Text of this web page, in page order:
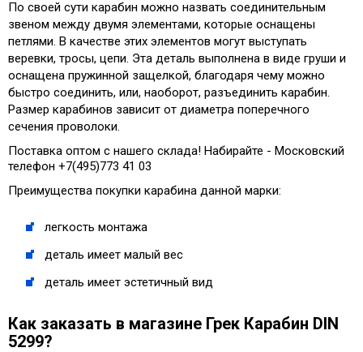
По своей сути карабин можно назвать соединительным
звеном между двумя элементами, которые оснащены
петлями. В качестве этих элементов могут выступать
веревки, тросы, цепи. Эта деталь выполнена в виде груши и
оснащена пружинной защелкой, благодаря чему можно
быстро соединить, или, наоборот, разъединить карабин.
Размер карабинов зависит от диаметра поперечного
сечения проволоки.
Поставка оптом с нашего склада! Набирайте - Московский
телефон +7(495)773 41 03
Преимущества покупки карабина данной марки:
легкость монтажа
деталь имеет малый вес
деталь имеет эстетичный вид
Как заказать в магазине Грек Карабин DIN
5299?